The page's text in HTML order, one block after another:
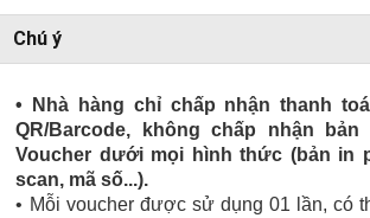
Chú ý
• Nhà hàng chỉ chấp nhận thanh
QR/Barcode, không chấp nhận
Voucher dưới mọi hình thức (bản in
scan, mã số...).
• Mỗi voucher được sử dụng 01 lần, có